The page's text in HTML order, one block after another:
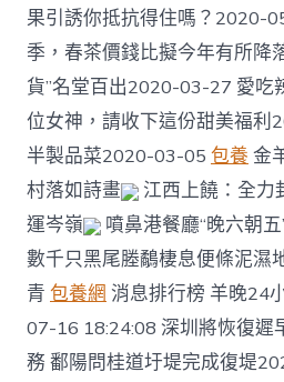
果引誘你抵抗得住嗎？2020-
季，春茶價錢比擬今年有所
貨”名堂百出2020-03-27 愛吃
位女神，請收下這份甜美福利
半製品菜2020-03-05 包養 金
村落如詩畫
江西上饒：全力
運岑嶺
噴鼻港餐廳“晚六朝
數千只黑尾塍鷸棲息便條泥濕
青 包養網 消息排行榜 羊晚24
07-16 18:24:08 深圳將恢復
務 鄱陽問桂道圩堤完成復堤